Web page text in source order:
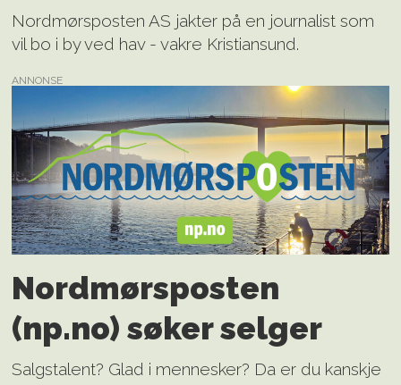
Nordmørsposten AS jakter på en journalist som
vil bo i by ved hav - vakre Kristiansund.
ANNONSE
Nordmørsposten
(np.no) søker selger
Salgstalent? Glad i mennesker? Da er du kanskje